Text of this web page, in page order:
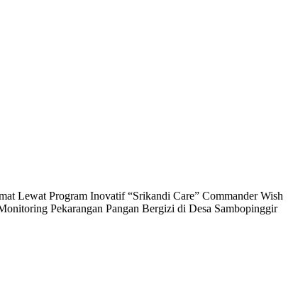
Lewat Program Inovatif “Srikandi Care” Commander Wish
Pekarangan Pangan Bergizi di Desa Sambopinggir